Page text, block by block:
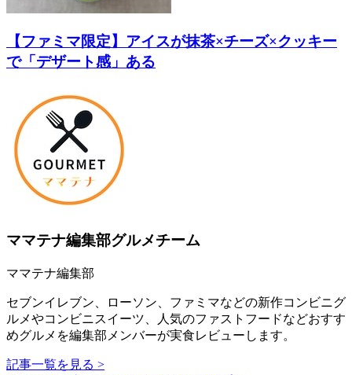
【ファミマ限定】アイスが抹茶×チーズ×クッキー
で「デザート感」ある
ママテナ編集部グルメチーム
ママテナ編集部
セブンイレブン、ローソン、ファミマなどの新作コンビニグ
ルメやコンビニスイーツ、人気のファストフードなどおすす
めグルメを編集部メンバーが実食レビューします。
記事一覧を見る >